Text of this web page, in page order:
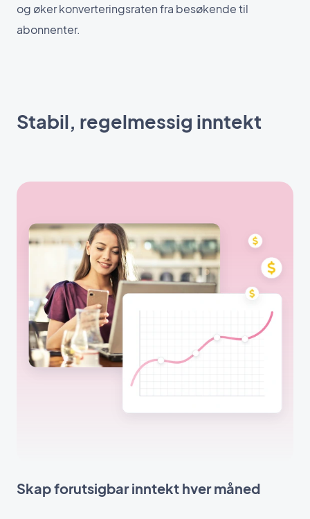
og øker konverteringsraten fra besøkende til
abonnenter.
Stabil, regelmessig inntekt
Skap forutsigbar inntekt hver måned